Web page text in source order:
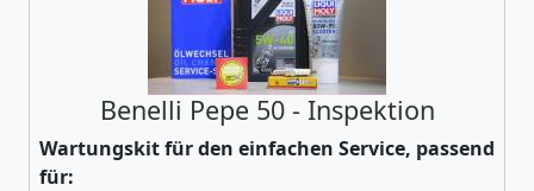
Benelli Pepe 50 - Inspektion
Wartungskit für den einfachen Service, passend
für: